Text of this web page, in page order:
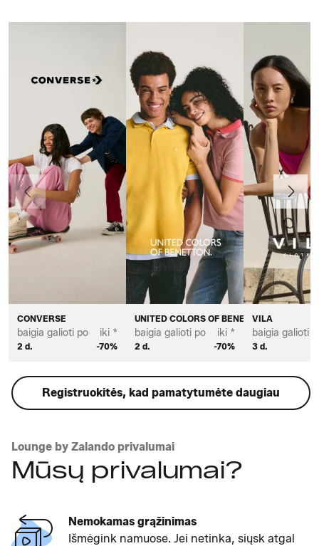
CONVERSE
baigia galioti po
2 d.
iki *
-70%
UNITED COLORS OF BENETTON
baigia galioti po
2 d.
iki *
-70%
VILA
baigia galioti
3 d.
Ankstesnis Toliau
Registruokitės, kad pamatytumėte daugiau
Lounge by Zalando privalumai
Mūsų privalumai?
Mokėjimas pristatymo metu
Užsisakykite dabar, o apmokėkite tik kai